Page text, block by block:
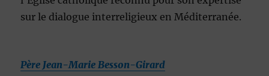
sur le dialogue interreligieux en Méditerranée.
Père Jean-Marie Besson-Girard